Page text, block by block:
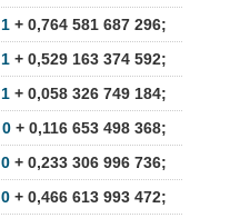
1 + 0,764 581 687 296;
1 + 0,529 163 374 592;
1 + 0,058 326 749 184;
0 + 0,116 653 498 368;
0 + 0,233 306 996 736;
0 + 0,466 613 993 472;